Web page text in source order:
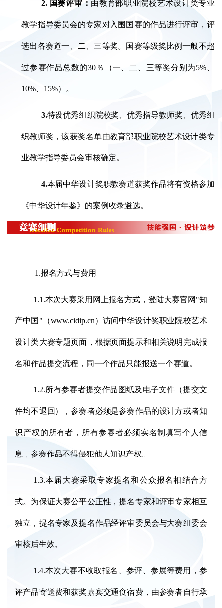
2. 国赛评审： 由教育部职业院校艺术设计类专业
教学指导委员会的专家对入围国赛的作品进行评审，评
选出各赛道一、二、三等奖。国赛等级奖比例一般不超
过参赛作品总数的30％（一、二、三等奖分别为5%、
10%、15%）。
3.特设优秀组织院校奖、优秀指导教师奖、优秀组
织教师奖，该获奖名单由教育部职业院校艺术设计类专
业教学指导委员会审核确定。
4.本届中华设计奖职教赛道获奖作品将有资格参加
《中华设计年鉴》的案例收录遴选。
1.报名方式与费用
1.1.本次大赛采用网上报名方式，登陆大赛官网"知
产中国"（www.cidip.cn）访问中华设计奖职业院校艺术
设计类大赛专题页面，根据页面提示和相关说明完成报
名和作品提交流程，同一个作品只能报送一个赛道。
1.2.所有参赛者提交作品图纸及电子文件（提交文
件均不退回），参赛者必须是参赛作品的设计方或者知
识产权的所有者，所有参赛者必须实名制填写个人信
息，参赛作品不得侵犯他人知识产权。
1.3.本届大赛采取专家提名和公众报名相结合方
式。为保证大赛公平公正性，提名专家和评审专家相互
独立，提名专家及提名作品经评审委员会与大赛组委会
审核后生效。
1.4.本次大赛不收取报名、参评、参展等费用，参
评产品寄送费和获奖嘉宾交通食宿费，由参赛者自行承